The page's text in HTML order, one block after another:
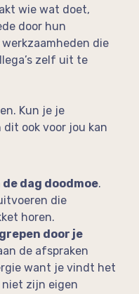
wie wat doet,
door hun
die
zelf uit te
Kun je je
ook voor jou kan
dag doodmoe.
die
horen.
door je
de afspraken
want je vindt het
niet zijn eigen